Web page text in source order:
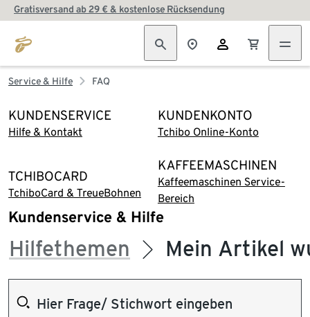
Gratisversand ab 29 € & kostenlose Rücksendung
Service & Hilfe FAQ
KUNDENSERVICE
Hilfe & Kontakt
KUNDENKONTO
Tchibo Online-Konto
TCHIBOCARD
TchiboCard & TreueBohnen
KAFFEEMASCHINEN
Kaffeemaschinen Service-
Bereich
Kundenservice & Hilfe
Hilfethemen Mein Artikel